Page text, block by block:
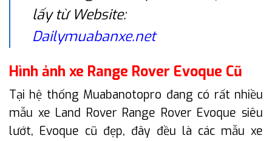
lấy từ Website:
Dailymuabanxe.net
Hình ảnh xe Range Rover Evoque Cũ
Tại hệ thống Muabanotopro đang có rất nhiều
mẫu xe Land Rover Range Rover Evoque siêu
lướt, Evoque cũ đẹp, đây đều là các mẫu xe